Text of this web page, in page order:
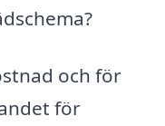
och för
för